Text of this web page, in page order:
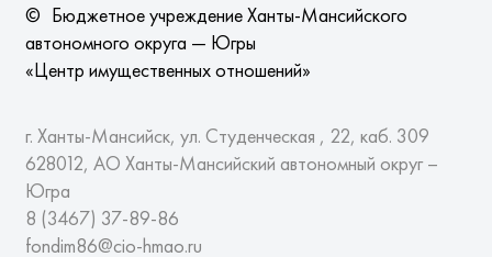
© Бюджетное учреждение Ханты-Мансийского
автономного округа — Югры
«Центр имущественных отношений»
г. Ханты-Мансийск, ул. Студенческая , 22, каб. 309
628012, АО Ханты-Мансийский автономный округ –
Югра
8 (3467) 37-89-86
fondim86@cio-hmao.ru